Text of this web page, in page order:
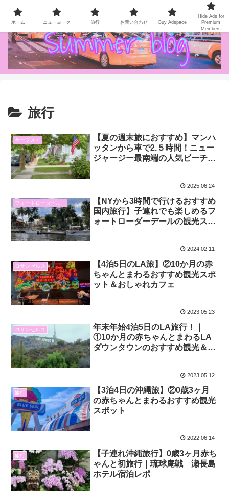
NY Life / Gourmet / Travel
旅行
ケープメイ
【夏の週末旅におすすめ】マンハ
ッタンから車で2.５時間！ニュー
ジャージー最南端の人気ビーチタ
2025.06.24
フォートローダーデール
【NYから3時間で行けるおすすめ
国内旅行】子連れでも楽しめるフ
ォートローダーデールの観光スポ
2024.02.11
ロサンゼルス
【4泊5日のLA旅】②10か月の赤
ちゃんとまわるおすすめ観光スポ
ット＆おしゃれカフェ
2023.05.23
ロサンゼルス
年末年始4泊5日のLA旅行！｜
①10か月の赤ちゃんとまわるLA
ダウンタウンのおすすめ観光＆グ
2023.05.12
旅行
【3泊4日の沖縄旅】②0歳3ヶ月
の赤ちゃんとまわるおすすめ観光
スポット
2022.06.14
旅行
【子連れ沖縄旅行】0歳3ヶ月赤ち
ゃんと初旅行｜琉球庵戦 瀬長島
ホテル宿泊レポ
ホーム ニューヨーク 旅行 お問い合わせ Buy Adspace
Hide Ads for
Premium
Members